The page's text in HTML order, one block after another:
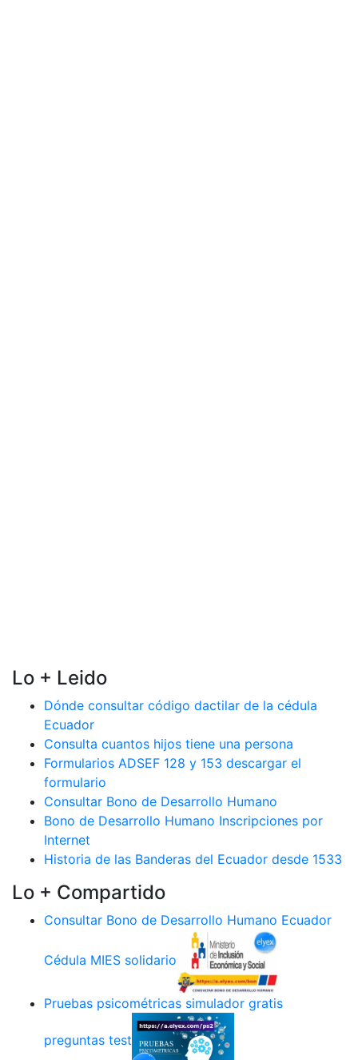
Lo + Leido
Dónde consultar código dactilar de la cédula
Ecuador
Consulta cuantos hijos tiene una persona
Formularios ADSEF 128 y 153 descargar el
formulario
Consultar Bono de Desarrollo Humano
Bono de Desarrollo Humano Inscripciones por
Internet
Historia de las Banderas del Ecuador desde 1533
Lo + Compartido
Consultar Bono de Desarrollo Humano Ecuador
Cédula MIES solidario
Pruebas psicométricas simulador gratis
preguntas test